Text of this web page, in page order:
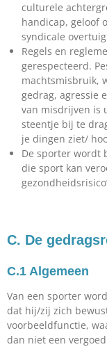
culturele
handicap, geloof
syndicale
Regels en
gerespecteerd.
machtsmisbruik,
gedrag, agressie
van misdrijven is
steentje bij te
je dingen ziet/
De sporter wordt
die sport kan
C. De
C.1 Algemeen
Van een sporter
dat hij/zij zich
voorbeeldfunctie,
dan niet een